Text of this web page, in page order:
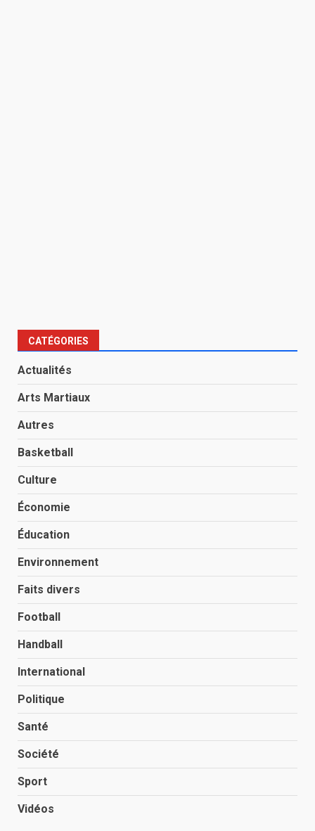
CATÉGORIES
Actualités
Arts Martiaux
Autres
Basketball
Culture
Économie
Éducation
Environnement
Faits divers
Football
Handball
International
Politique
Santé
Société
Sport
Vidéos